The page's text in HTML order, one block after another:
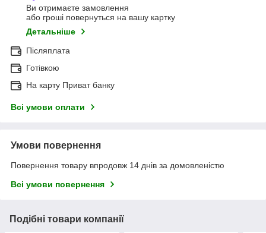
Ви отримаєте замовлення
або гроші повернуться на вашу картку
Детальніше
Післяплата
Готівкою
На карту Приват банку
Всі умови оплати
Умови повернення
Повернення товару впродовж 14 днів за домовленістю
Всі умови повернення
Подібні товари компанії